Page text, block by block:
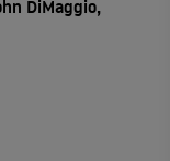
DiMaggio,